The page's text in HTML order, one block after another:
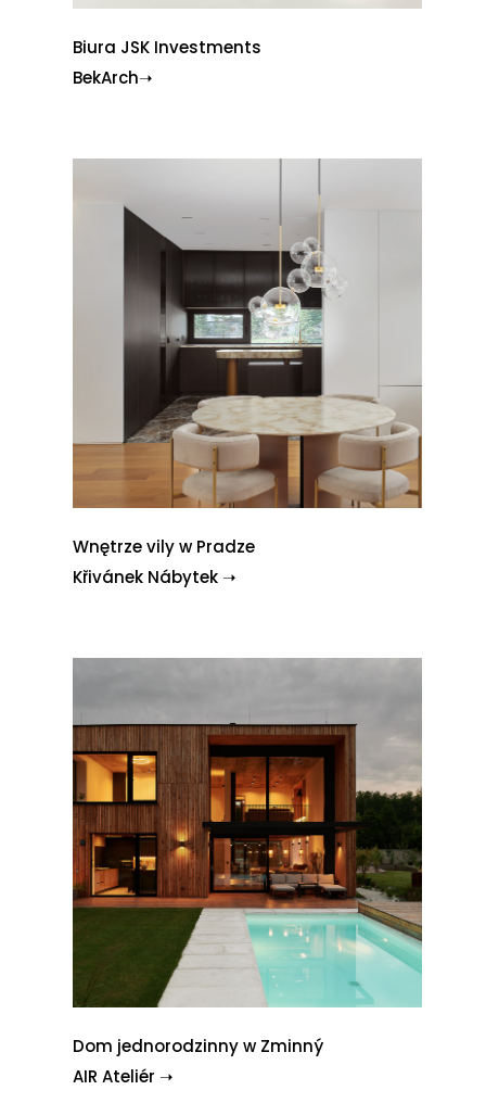
Biura JSK Investments
BekArch➝
Wnętrze vily w Pradze
Křivánek Nábytek ➝
Dom jednorodzinny w Zminný
AIR Ateliér ➝